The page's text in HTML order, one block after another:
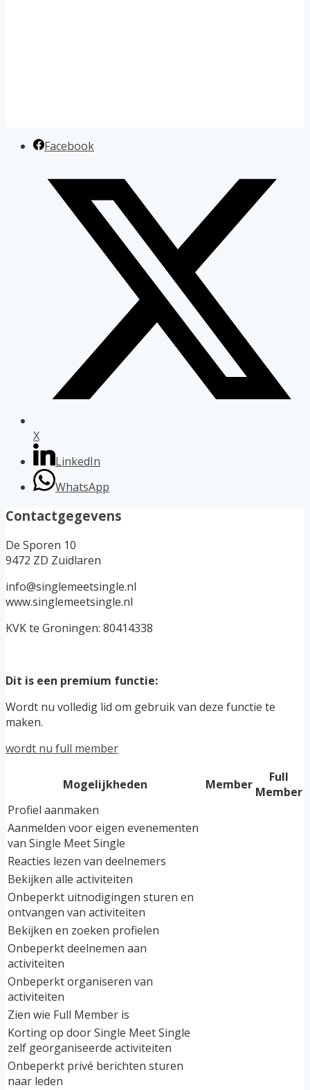
Facebook
X
LinkedIn
WhatsApp
Contactgegevens
De Sporen 10
9472 ZD Zuidlaren
info@singlemeetsingle.nl
www.singlemeetsingle.nl
KVK te Groningen: 80414338
Dit is een premium functie:
Wordt nu volledig lid om gebruik van deze functie te
maken.
wordt nu full member
Mogelijkheden Member
Full
Member
Profiel aanmaken
Aanmelden voor eigen evenementen
van Single Meet Single
Reacties lezen van deelnemers
Bekijken alle activiteiten
Onbeperkt uitnodigingen sturen en
ontvangen van activiteiten
Bekijken en zoeken profielen
Onbeperkt deelnemen aan
activiteiten
Onbeperkt organiseren van
activiteiten
Zien wie Full Member is
Korting op door Single Meet Single
zelf georganiseerde activiteiten
Onbeperkt privé berichten sturen
naar leden